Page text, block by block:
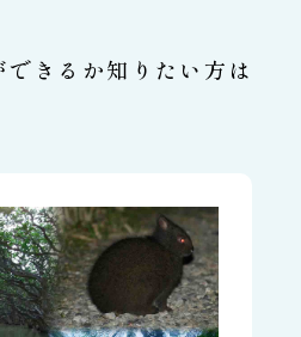
きるか知りたい方は